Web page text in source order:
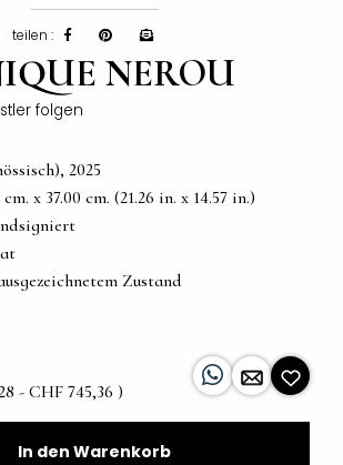
teilen :
NEROU
folgen
2025
x 37.00 cm. (21.26 in. x 14.57 in.)
Zustand
- CHF 745,36 )
In den Warenkorb